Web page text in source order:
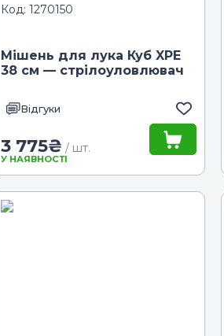
Код: 1270150
Мішень для лука Куб XPE
38 см — стрілоуловлювач
Відгуки
3 775₴ / шт.
У НАЯВНОСТІ